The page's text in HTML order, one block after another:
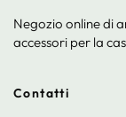
Negozio online di
accessori per la
Contatti